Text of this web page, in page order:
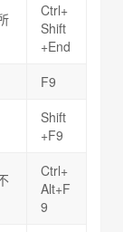
Ctrl+
Shift
+End
F9
Shift
+F9
Ctrl+
Alt+F
9